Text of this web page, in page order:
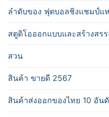
ลำดับของ ฟุตบอลชิงแชมป์แ
สตูดิโอออกแบบและสร้างสร
สวน
สินค้า ขายดี 2567
สินค้าส่งออกของไทย 10 อัน